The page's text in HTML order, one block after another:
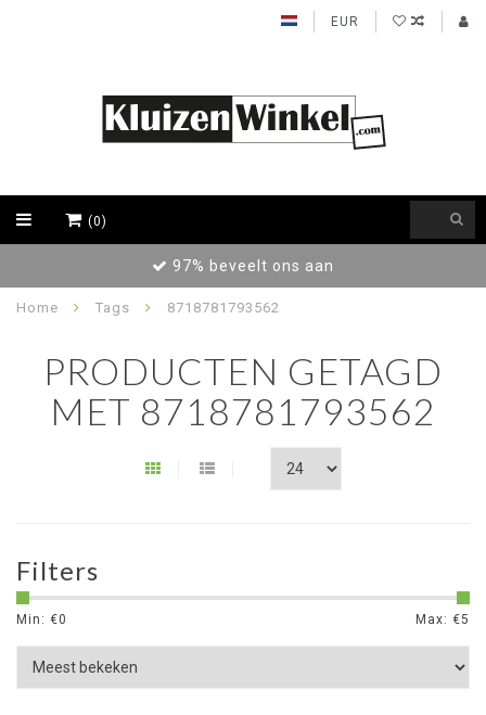
EUR
(0)
97% beveelt ons aan
Home Tags 8718781793562
PRODUCTEN GETAGD
MET 8718781793562
Filters
Min: €0 Max: €5